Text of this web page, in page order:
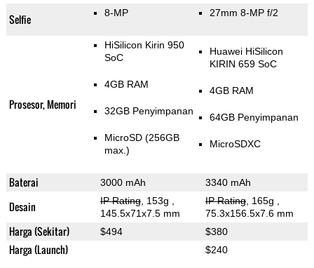
Selfie 8-MP 27mm 8-MP f/2
Prosesor, Memori
HiSilicon Kirin 950
SoC
4GB RAM
32GB Penyimpanan
MicroSD (256GB
max.)
Huawei HiSilicon
KIRIN 659 SoC
4GB RAM
64GB Penyimpanan
MicroSDXC
Baterai 3000 mAh 3340 mAh
Desain IP Rating, 153g
145.5x71x7.5 mm
IP Rating, 165g
75.3x156.5x7.6 mm
Harga (Sekitar) $494 $380
Harga (Launch) $240